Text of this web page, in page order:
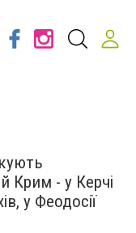
Крим - у Керчі
у Феодосії